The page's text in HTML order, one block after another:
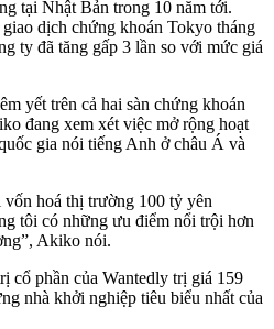
tại Nhật Bản trong 10 năm tới.
dịch chứng khoán Tokyo tháng
ty đã tăng gấp 3 lần so với mức giá
yết trên cả hai sàn chứng khoán
đang xem xét việc mở rộng hoạt
gia nói tiếng Anh ở châu Á và
hoá thị trường 100 tỷ yên
tôi có những ưu điểm nổi trội hơn
Akiko nói.
cổ phần của Wantedly trị giá 159
nhà khởi nghiệp tiêu biểu nhất của